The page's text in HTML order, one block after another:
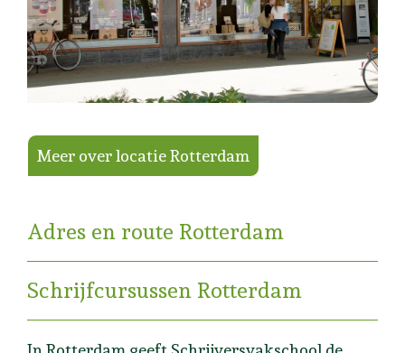
Meer over locatie Rotterdam
Adres en route Rotterdam
Schrijfcursussen Rotterdam